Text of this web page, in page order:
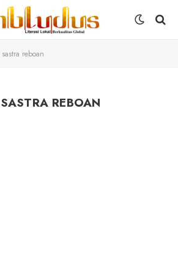
sastra reboan
SASTRA REBOAN